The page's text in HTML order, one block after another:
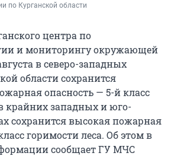
по Курганской области
центра по
и мониторингу окружающей
в северо-западных
области сохранится
опасность — 5-й класс
крайних западных и юго-
сохранится высокая пожарная
горимости леса. Об этом в
сообщает ГУ МЧС